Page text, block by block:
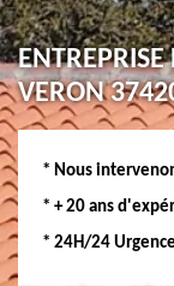
VERON
* Nous
* + 20 ans
* 24H/24